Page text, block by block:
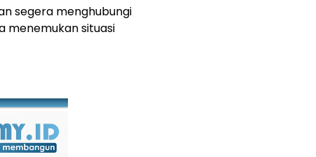
segera menghubungi
menemukan situasi